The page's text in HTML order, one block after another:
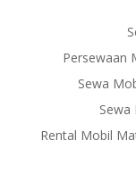
Persewaan
Sewa
Sewa
Rental Mobil